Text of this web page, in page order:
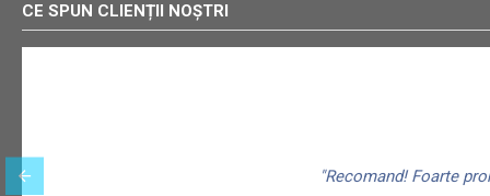
CE SPUN CLIENȚII NOȘTRI
"Recomand! Foarte